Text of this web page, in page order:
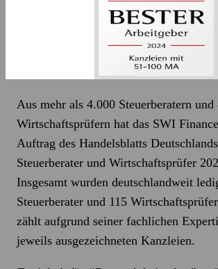
Aus mehr als 4.000 Steuerberatern und
Wirtschaftsprüfern hat das SWI
Auftrag des Handelsblatts
Steuerberater und Wirtschaftsprüfer
Insgesamt wurden deutschlandweit
Steuerberater und 115
zählt aufgrund seiner fachlichen
jeweils ausgezeichneten Kanzleien.